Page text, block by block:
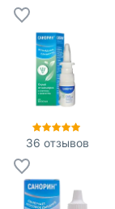
36 отзывов